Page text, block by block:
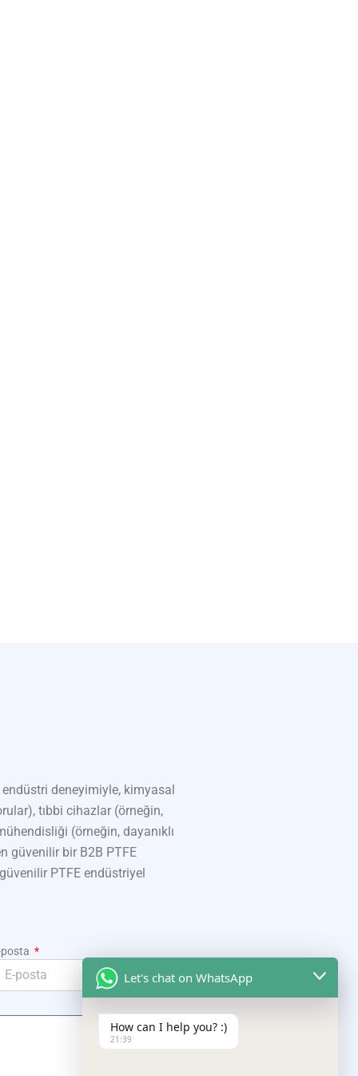
deneyimiyle, kimyasal
tıbbi cihazlar (örneğin,
(örneğin, dayanıklı
güvenilir bir B2B PTFE
PTFE endüstriyel
posta
Let's chat on WhatsApp
How can I help you? :)
21:39